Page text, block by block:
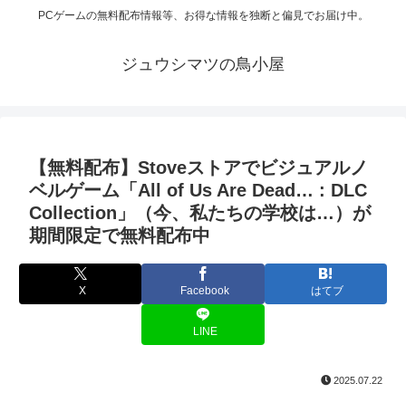
PCゲームの無料配布情報等、お得な情報を独断と偏見でお届け中。
ジュウシマツの鳥小屋
【無料配布】Stoveストアでビジュアルノ
ベルゲーム「All of Us Are Dead… : DLC
Collection」（今、私たちの学校は…）が
期間限定で無料配布中
X Facebook はてブ
LINE
2025.07.22